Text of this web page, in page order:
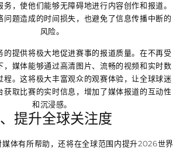
，使他们能够无障碍地进行内容创作和报道。
问题造成的时间损失，也避免了信息传播中断的
风险。
的提供将极大地促进赛事的报道质量。在不再受
，媒体能够通过高清图片、流畅的视频和实时数
程。这将极大丰富观众的观赛体验，让全球球迷
获取比赛的实时信息，增加了媒体报道的互动性
和沉浸感。
提升全球关注度
体有所帮助，还将在全球范围内提升2026世界